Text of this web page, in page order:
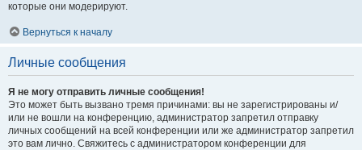
которые они модерируют.
Вернуться к началу
Личные сообщения
Я не могу отправить личные сообщения!
Это может быть вызвано тремя причинами: вы не зарегистрированы и/
или не вошли на конференцию, администратор запретил отправку
личных сообщений на всей конференции или же администратор запретил
это вам лично. Свяжитесь с администратором конференции для